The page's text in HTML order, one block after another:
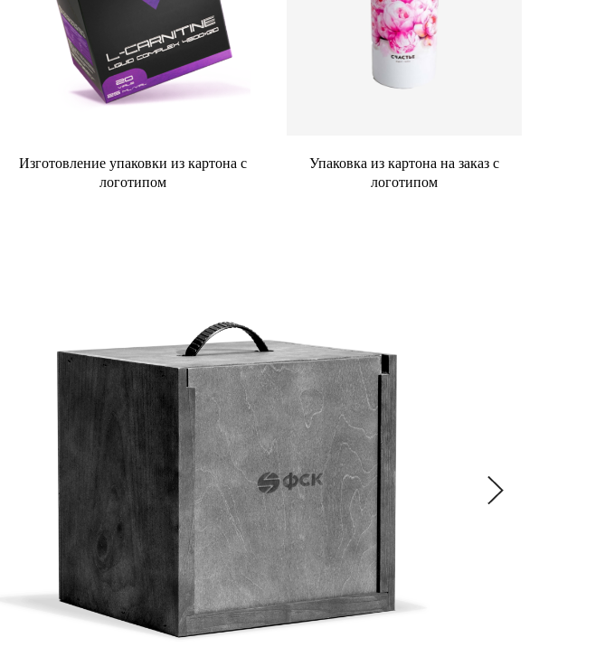
Изготовление упаковки из картона с
логотипом
Упаковка из картона на заказ с
логотипом